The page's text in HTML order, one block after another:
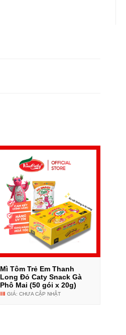
Mì Tôm Trẻ Em Thanh
Long Đỏ Caty Snack Gà
Phô Mai (50 gói x 20g)
GIÁ: CHƯA CẬP NHẬT